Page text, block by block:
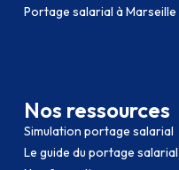
Portage salarial à Marseille
Nos ressources
Simulation portage salarial
Le guide du portage salarial